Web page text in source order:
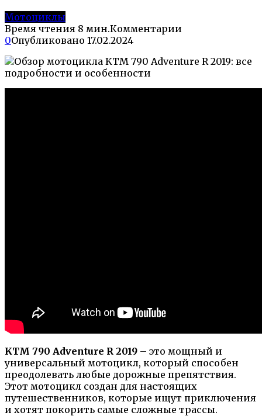
Мотоциклы
Время чтения 8 мин.Комментарии
0Опубликовано 17.02.2024
KTM 790 Adventure R 2019 – это мощный и
универсальный мотоцикл, который способен
преодолевать любые дорожные препятствия.
Этот мотоцикл создан для настоящих
путешественников, которые ищут приключения
и хотят покорить самые сложные трассы.